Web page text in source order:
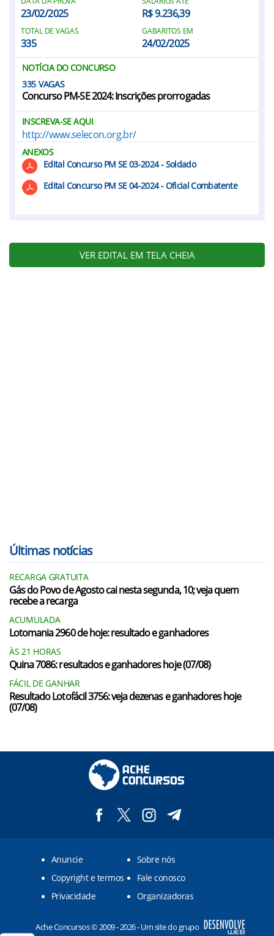
23/02/2025 R$ 9.236,39
TOTAL DE VAGAS
335
GABARITOS EM
24/02/2025
NOTÍCIA DO CONCURSO
335
Concurso PM-SE 2024: Inscrições prorrogadas
INSCREVA-SE AQUI
http://www.selecon.org.br/
ANEXOS
Edital Concurso PM SE 03-2024 - Soldado
Edital Concurso PM SE 04-2024 - Oficial Combatente
VER EDITAL EM TELA CHEIA
Últimas notícias
RECARGA GRATUITA
Gás do Povo de Agosto cai nesta segunda, 10; veja quem
recebe a recarga
ACUMULADA
Lotomania 2960 de hoje: resultado e ganhadores
ÀS 21 HORAS
Quina 7086: resultados e ganhadores hoje (07/08)
FÁCIL DE GANHAR
Resultado Lotofácil 3756: veja dezenas e ganhadores hoje
(07/08)
Anuncie
Sobre nós
Copyright e termos
Fale conosco
Privacidade
Organizadoras
Ache Concursos © 2009 - 2026 - Um site do grupo